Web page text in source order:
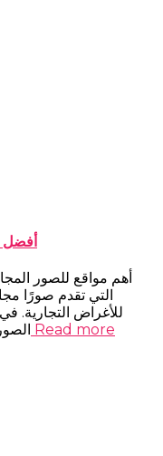
أفضل ١٠ مواقع للصور المجانية برخصة تجارية
أهم مواقع للصور
التي تقدم صورًا
للأغراض التجارية.
Read more